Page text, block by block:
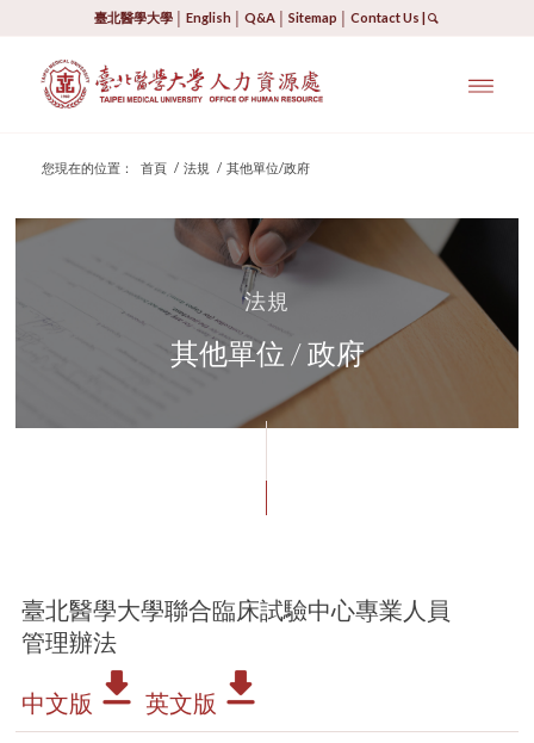
臺北醫學大學 │English │Q&A │Sitemap │Contact Us |
您現在的位置： 首頁 / 法規 / 其他單位/政府
法規
其他單位 / 政府
臺北醫學大學聯合臨床試驗中心專業人員
管理辦法
中文版 英文版